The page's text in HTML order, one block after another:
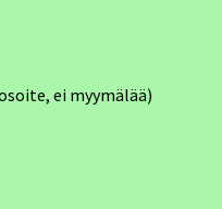
ei myymälää)